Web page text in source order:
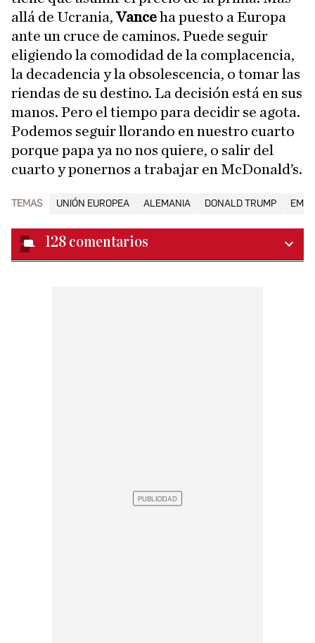
allá de Ucrania,Vanceha puesto a Europa
ante un cruce de caminos. Puede seguir
eligiendo la comodidad de la complacencia,
la decadencia y la obsolescencia, o tomar las
riendas de su destino. La decisión está en sus
manos. Pero el tiempo para decidir se agota.
Podemos seguir llorando en nuestro cuarto
porque papa ya no nos quiere, o salir del
cuarto y ponernos a trabajar en McDonald’s.
TEMAS UNIÓN EUROPEA ALEMANIA DONALD TRUMP
128 comentarios